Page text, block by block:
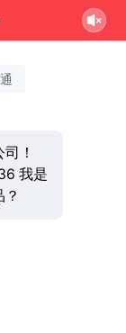
！
我是